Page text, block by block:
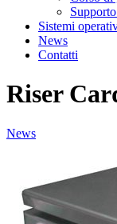
Sistemi
News
Contatti
Riser
News